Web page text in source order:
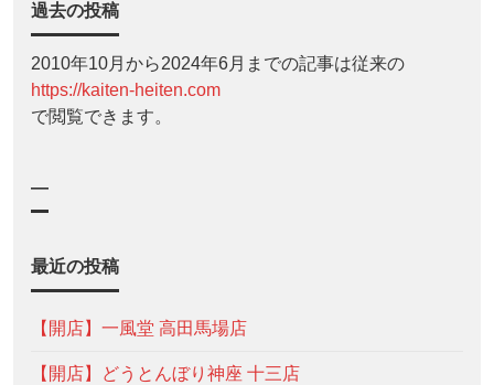
過去の投稿
2010年10月から2024年6月までの記事は従来の
https://kaiten-heiten.com
で閲覧できます。
—
最近の投稿
【開店】一風堂 高田馬場店
【開店】どうとんぼり神座 十三店